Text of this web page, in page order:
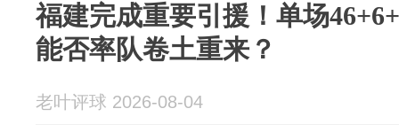
福建完成重要引援！单场
能否率队卷土重来？
老叶评球 2026-08-04